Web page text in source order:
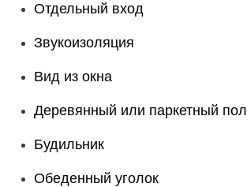
Отдельный вход
Звукоизоляция
Вид из окна
Деревянный или паркетный пол
Будильник
Обеденный уголок